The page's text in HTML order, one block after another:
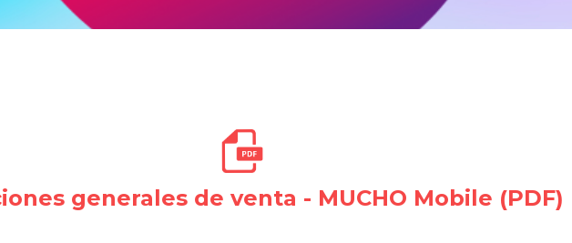
generales de venta - MUCHO Mobile (PDF)